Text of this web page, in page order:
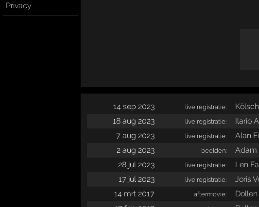
Privacy
14 sep 2023 live registratie:
18 aug 2023
live registratie: Ilario
7 aug 2023
live registratie: Alan
2 aug 2023
beelden: Adam
28 jul 2023
live registratie: Len
17 jul 2023
live registratie: Joris
14 mrt 2017
aftermovie: Dollen